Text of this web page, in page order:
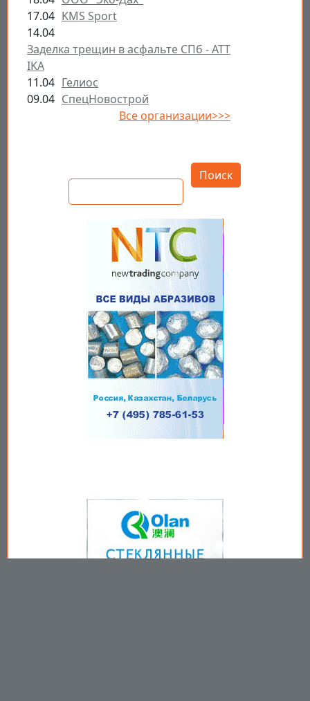
17.04 KMS Sport
14.04
Заделка трещин в асфальте СПб - ATT
IKA
11.04 Гелиос
09.04 СпецНовострой
Все организации>>>